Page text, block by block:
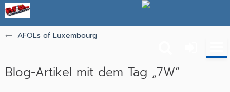
AFOLs of Luxembourg
Blog-Artikel mit dem Tag „7W“